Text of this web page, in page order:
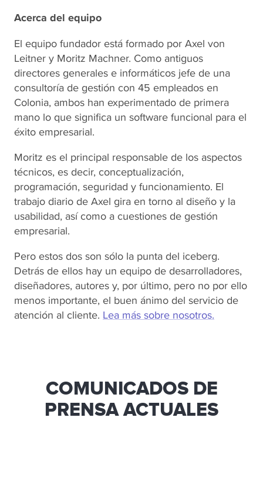
Acerca del equipo
El equipo fundador está formado por Axel von
Leitner y Moritz Machner. Como antiguos
directores generales e informáticos jefe de una
consultoría de gestión con 45 empleados en
Colonia, ambos han experimentado de primera
mano lo que significa un software funcional para el
éxito empresarial.
Moritz es el principal responsable de los aspectos
técnicos, es decir, conceptualización,
programación, seguridad y funcionamiento. El
trabajo diario de Axel gira en torno al diseño y la
usabilidad, así como a cuestiones de gestión
empresarial.
Pero estos dos son sólo la punta del iceberg.
Detrás de ellos hay un equipo de desarrolladores,
diseñadores, autores y, por último, pero no por ello
menos importante, el buen ánimo del servicio de
atención al cliente. Lea más sobre nosotros.
COMUNICADOS DE
PRENSA ACTUALES